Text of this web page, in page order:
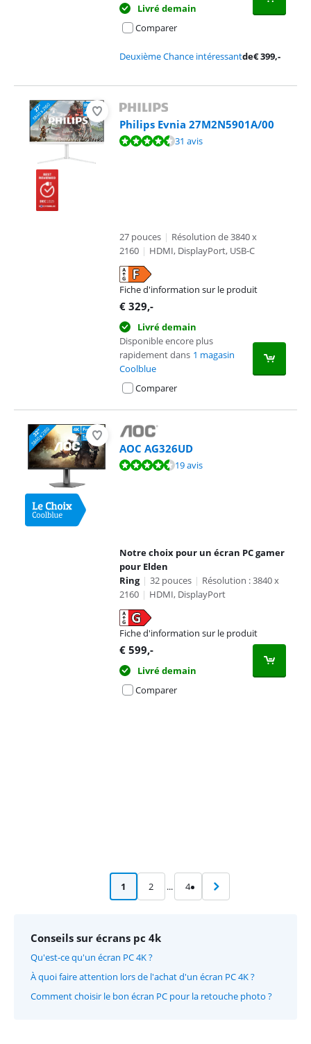
Livré demain
Comparer
Deuxième Chance intéressantde€399,-
Philips Evnia 27M2N5901A/00
La note est de 8,8 sur 10, basée sur 31 avis.31 avis
27 pouces | Résolution de 3840 x
2160 | HDMI, DisplayPort, USB-C
Fiche d'information sur le produit
s'ouvre dans un nouvel onglet
€ 329,-
Livré demain
Disponible encore plus
rapidement dans 1 magasin
Coolblue
Comparer
AOC AG326UD
La note est de 9,2 sur 10, basée sur 19 avis.19 avis
Notre choix pour un écran PC gamer
pour Elden
Ring | 32 pouces | Résolution : 3840 x
2160 | HDMI, DisplayPort
Fiche d'information sur le produit
s'ouvre dans un nouvel onglet
€ 599,-
Livré demain
Comparer
1 2 ... 4
Conseils sur écrans pc 4k
Qu'est-ce qu'un écran PC 4K ?
À quoi faire attention lors de l'achat d'un écran PC 4K ?
Comment choisir le bon écran PC pour la retouche photo ?